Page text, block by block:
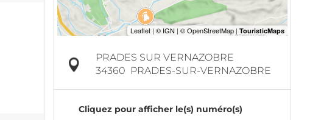
PRADES SUR VERNAZOBRE
34360 PRADES-SUR-VERNAZOBRE
Cliquez pour afficher le(s) numéro(s)